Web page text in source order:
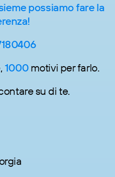
possiamo fare la
1000motivi per farlo.
su di te.